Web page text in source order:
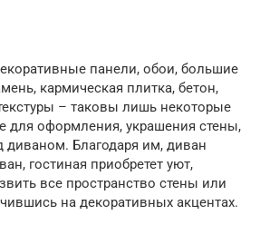
панели, обои, большие
кармическая плитка, бетон,
– таковы лишь некоторые
для оформления, украшения стены,
диваном. Благодаря им, диван
гостиная приобретет уют,
все пространство стены или
на декоративных акцентах.